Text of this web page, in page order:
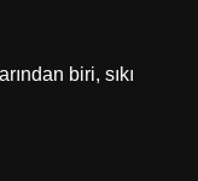
biri, sıkı